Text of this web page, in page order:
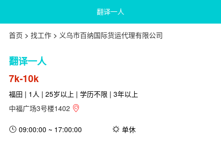
翻译一人
首页 > 找工作> 义乌市百纳国际货运代理有限公司
翻译一人
7k-10k
福田 | 1人 | 25岁以上 | 学历不限 | 3年以上
中福广场3号楼1402
09:00:00 ~ 17:00:00 单休